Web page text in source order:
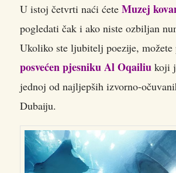
U istoj četvrti naći ćete Muzej
pogledati čak i ako niste ozbiljan
Ukoliko ste ljubitelj poezije, možete
posvećen pjesniku Al Oqailiu koji
jednoj od najljepših izvorno-
Dubaiju.